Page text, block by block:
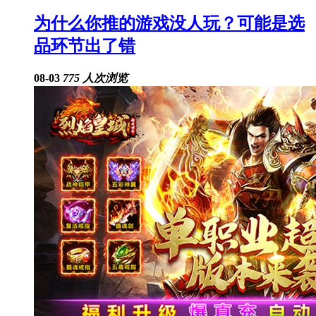
为什么你推的游戏没人玩？可能是选
品环节出了错
08-03 775 人次浏览